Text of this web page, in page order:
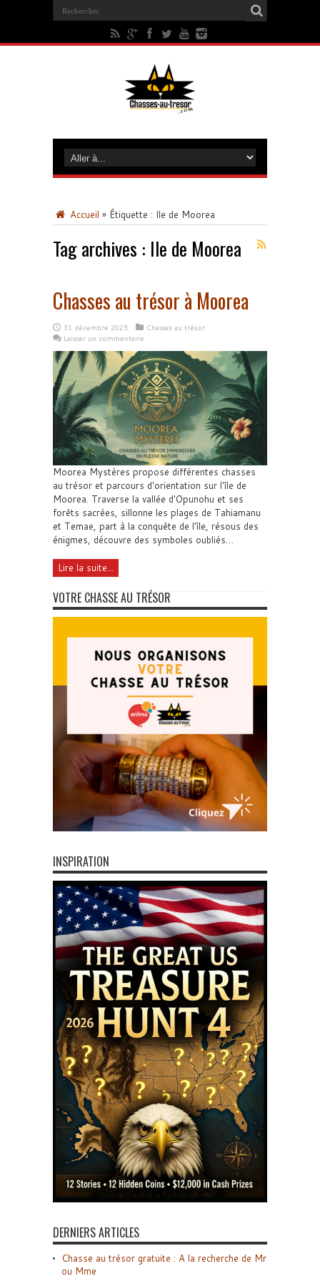
Accueil » Étiquette : Ile de Moorea
Tag archives : Ile de Moorea
Chasses au trésor à Moorea
31 décembre 2025
Chasses au trésor
Laisser un commentaire
Moorea Mystères propose différentes chasses
au trésor et parcours d'orientation sur l'île de
Moorea. Traverse la vallée d'Opunohu et ses
forêts sacrées, sillonne les plages de Tahiamanu
et Temae, part à la conquête de l'île, résous des
énigmes, découvre des symboles oubliés…
Lire la suite...
VOTRE CHASSE AU TRÉSOR
INSPIRATION
DERNIERS ARTICLES
Chasse au trésor gratuite : A la recherche de Mr
ou Mme